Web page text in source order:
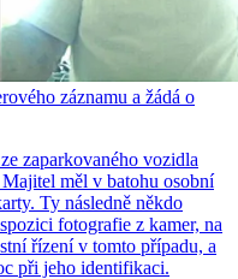
záznamu a žádá o
zaparkovaného vozidla
měl v batohu osobní
Ty následně někdo
fotografie z kamer, na
řízení v tomto případu, a
při jeho identifikaci.